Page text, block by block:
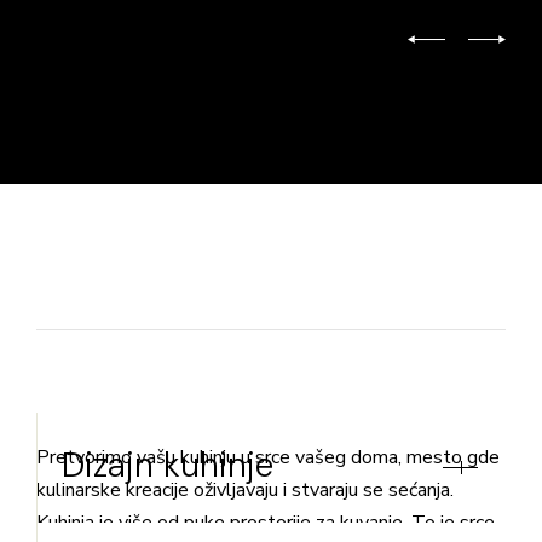
Dizajn kuhinje
Pretvorimo vašu kuhinju u srce vašeg doma, mesto gde
kulinarske kreacije oživljavaju i stvaraju se sećanja.
Kuhinja je više od puke prostorije za kuvanje. To je srce